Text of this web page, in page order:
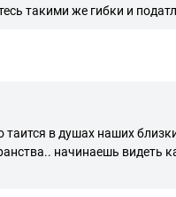
такими же гибки и
в душах наших
начинаешь видеть